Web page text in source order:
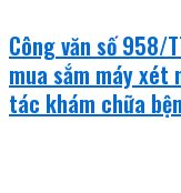
Công văn số 958/
mua sắm máy xét
tác khám chữa